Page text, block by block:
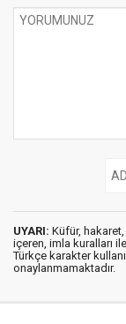
UYARI: Küfür,
içeren, imla kuralları ile
Türkçe karakter
onaylanmamaktadır.